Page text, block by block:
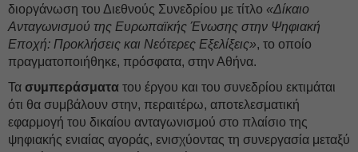
διοργάνωση του Διεθνούς Συνεδρίου με τίτλο «Δίκαιο
Ανταγωνισμού της Ευρωπαϊκής Ένωσης στην Ψηφιακή
Εποχή: Προκλήσεις και Νεότερες Εξελίξεις», το οποίο
πραγματοποιήθηκε, πρόσφατα, στην Αθήνα.
Τα συμπεράσματα του έργου και του συνεδρίου εκτιμάται
ότι θα συμβάλουν στην, περαιτέρω, αποτελεσματική
εφαρμογή του δικαίου ανταγωνισμού στο πλαίσιο της
ψηφιακής ενιαίας αγοράς, ενισχύοντας τη συνεργασία μεταξύ